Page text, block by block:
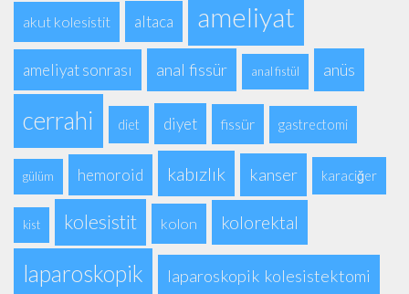
akut kolesistit altaca ameliyat
ameliyat sonrası anal fissür anal fistül anüs
cerrahi diet diyet fissür gastrectomi
gülüm hemoroid kabızlık kanser karaciğer
kist kolesistit kolon kolorektal
laparoskopik laparoskopik kolesistektomi